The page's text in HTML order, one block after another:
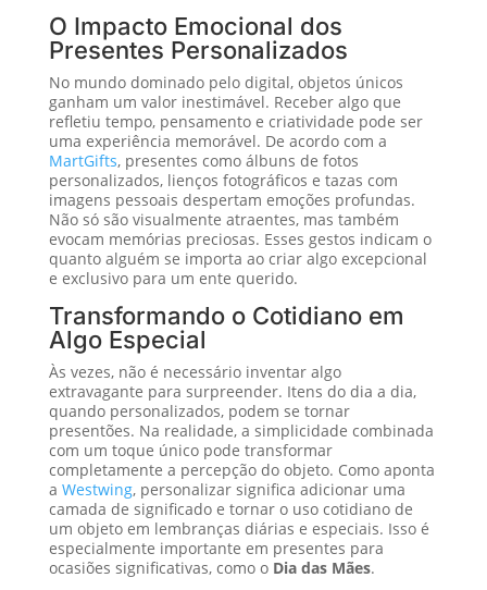
O Impacto Emocional dos
Presentes Personalizados
No mundo dominado pelo digital, objetos únicos
ganham um valor inestimável. Receber algo que
refletiu tempo, pensamento e criatividade pode ser
uma experiência memorável. De acordo com a
MartGifts, presentes como álbuns de fotos
personalizados, lienços fotográficos e tazas com
imagens pessoais despertam emoções profundas.
Não só são visualmente atraentes, mas também
evocam memórias preciosas. Esses gestos indicam o
quanto alguém se importa ao criar algo excepcional
e exclusivo para um ente querido.
Transformando o Cotidiano em
Algo Especial
Às vezes, não é necessário inventar algo
extravagante para surpreender. Itens do dia a dia,
quando personalizados, podem se tornar
presentões. Na realidade, a simplicidade combinada
com um toque único pode transformar
completamente a percepção do objeto. Como aponta
a Westwing, personalizar significa adicionar uma
camada de significado e tornar o uso cotidiano de
um objeto em lembranças diárias e especiais. Isso é
especialmente importante em presentes para
ocasiões significativas, como o Dia das Mães.